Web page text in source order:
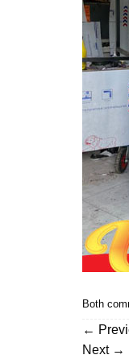
Both
←
Next →